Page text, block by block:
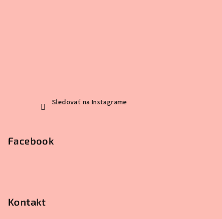
Sledovať na Instagrame
Facebook
Kontakt